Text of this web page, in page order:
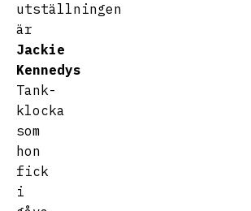
utställningen
är
Jackie
Kennedys
Tank-
klocka
som
hon
fick
i